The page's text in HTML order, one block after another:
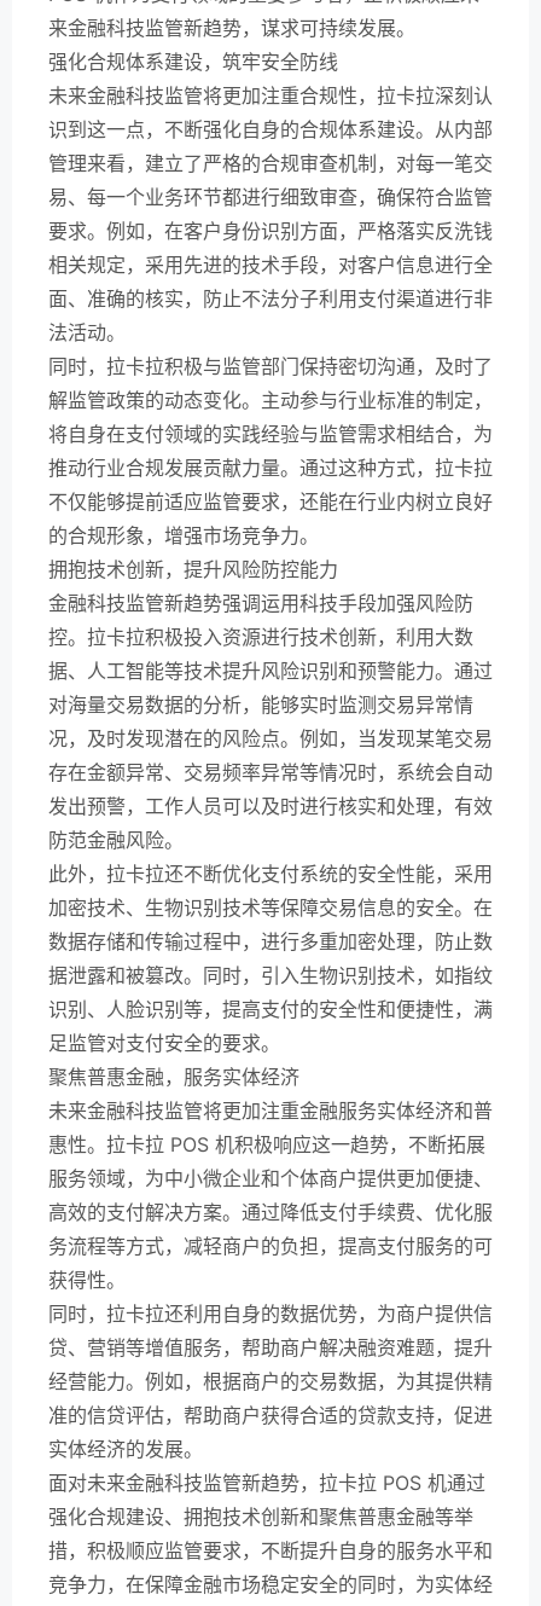
来金融科技监管新趋势，谋求可持续发展。
强化合规体系建设，筑牢安全防线
未来金融科技监管将更加注重合规性，拉卡拉深刻认
识到这一点，不断强化自身的合规体系建设。从内部
管理来看，建立了严格的合规审查机制，对每一笔交
易、每一个业务环节都进行细致审查，确保符合监管
要求。例如，在客户身份识别方面，严格落实反洗钱
相关规定，采用先进的技术手段，对客户信息进行全
面、准确的核实，防止不法分子利用支付渠道进行非
法活动。
同时，拉卡拉积极与监管部门保持密切沟通，及时了
解监管政策的动态变化。主动参与行业标准的制定，
将自身在支付领域的实践经验与监管需求相结合，为
推动行业合规发展贡献力量。通过这种方式，拉卡拉
不仅能够提前适应监管要求，还能在行业内树立良好
的合规形象，增强市场竞争力。
拥抱技术创新，提升风险防控能力
金融科技监管新趋势强调运用科技手段加强风险防
控。拉卡拉积极投入资源进行技术创新，利用大数
据、人工智能等技术提升风险识别和预警能力。通过
对海量交易数据的分析，能够实时监测交易异常情
况，及时发现潜在的风险点。例如，当发现某笔交易
存在金额异常、交易频率异常等情况时，系统会自动
发出预警，工作人员可以及时进行核实和处理，有效
防范金融风险。
此外，拉卡拉还不断优化支付系统的安全性能，采用
加密技术、生物识别技术等保障交易信息的安全。在
数据存储和传输过程中，进行多重加密处理，防止数
据泄露和被篡改。同时，引入生物识别技术，如指纹
识别、人脸识别等，提高支付的安全性和便捷性，满
足监管对支付安全的要求。
聚焦普惠金融，服务实体经济
未来金融科技监管将更加注重金融服务实体经济和普
惠性。拉卡拉 POS 机积极响应这一趋势，不断拓展
服务领域，为中小微企业和个体商户提供更加便捷、
高效的支付解决方案。通过降低支付手续费、优化服
务流程等方式，减轻商户的负担，提高支付服务的可
获得性。
同时，拉卡拉还利用自身的数据优势，为商户提供信
贷、营销等增值服务，帮助商户解决融资难题，提升
经营能力。例如，根据商户的交易数据，为其提供精
准的信贷评估，帮助商户获得合适的贷款支持，促进
实体经济的发展。
面对未来金融科技监管新趋势，拉卡拉 POS 机通过
强化合规建设、拥抱技术创新和聚焦普惠金融等举
措，积极顺应监管要求，不断提升自身的服务水平和
竞争力，在保障金融市场稳定安全的同时，为实体经